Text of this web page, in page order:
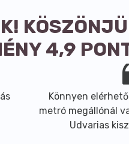
4,9
Könnyen
metró megállónál
Udvarias